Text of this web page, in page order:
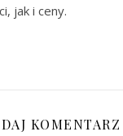
jak i ceny.
KOMENTARZ